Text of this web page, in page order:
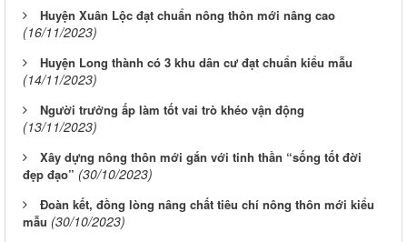
Huyện Xuân Lộc đạt chuẩn nông thôn mới nâng cao
(16/11/2023)
Huyện Long thành có 3 khu dân cư đạt chuẩn kiểu mẫu
(14/11/2023)
Người trưởng ấp làm tốt vai trò khéo vận động
(13/11/2023)
Xây dựng nông thôn mới gắn với tinh thần “sống tốt đời
đẹp đạo” (30/10/2023)
Đoàn kết, đồng lòng nâng chất tiêu chí nông thôn mới kiểu
mẫu (30/10/2023)